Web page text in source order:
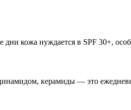
кожа нуждается в SPF 30+,
керамиды — это